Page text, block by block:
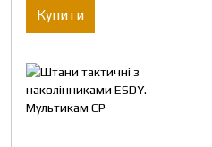
Купити